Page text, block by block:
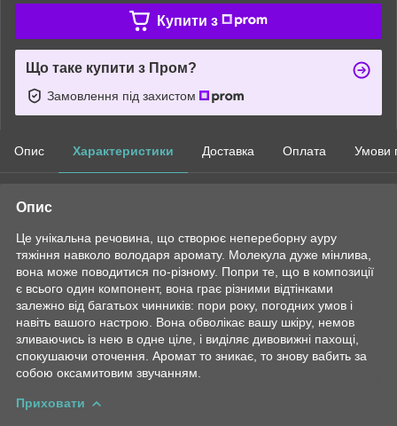
Купити з
Що таке купити з Пром?
Замовлення під захистом
Опис Характеристики Доставка Оплата Умови
Опис
Це унікальна речовина, що створює непереборну ауру
тяжіння навколо володаря аромату. Молекула дуже мінлива,
вона може поводитися по-різному. Попри те, що в композиції
є всього один компонент, вона грає різними відтінками
залежно від багатьох чинників: пори року, погодних умов і
навіть вашого настрою. Вона обволікає вашу шкіру, немов
зливаючись із нею в одне ціле, і виділяє дивовижні пахощі,
спокушаючи оточення. Аромат то зникає, то знову вабить за
собою оксамитовим звучанням.
Приховати